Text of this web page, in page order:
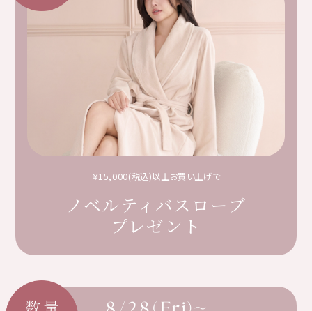
￥15,000(税込)以上お買い上げで
ノベルティバスローブ
プレゼント